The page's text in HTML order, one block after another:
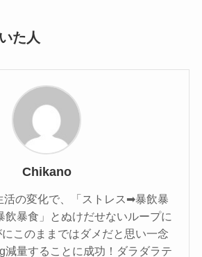
た人
Chikano
活の変化で、「ストレス➡暴飲暴
暴食」とぬけだせないループに
このままではダメだと思い一念
減量することに成功！ダラダラテ